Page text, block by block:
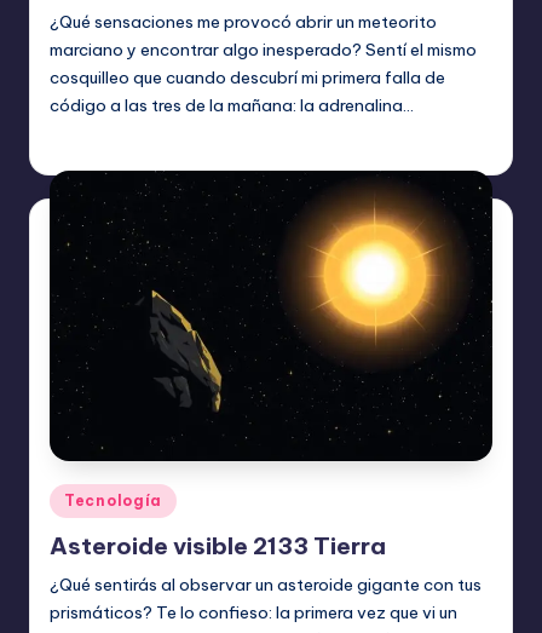
¿Qué sensaciones me provocó abrir un meteorito
marciano y encontrar algo inesperado? Sentí el mismo
cosquilleo que cuando descubrí mi primera falla de
código a las tres de la mañana: la adrenalina…
Publicado
en
Tecnología
Asteroide visible 2133 Tierra
¿Qué sentirás al observar un asteroide gigante con tus
prismáticos? Te lo confieso: la primera vez que vi un